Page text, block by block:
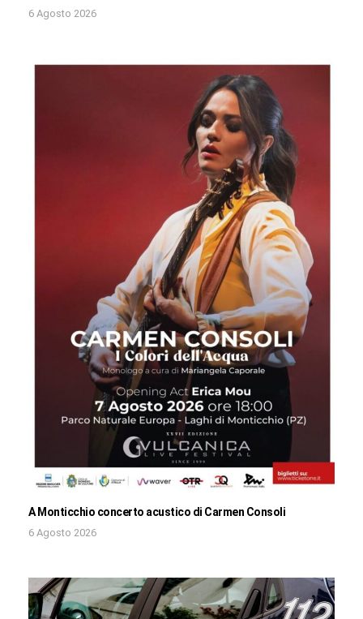
6 Agosto 2026
A Monticchio concerto acustico di Carmen Consoli
6 Agosto 2026